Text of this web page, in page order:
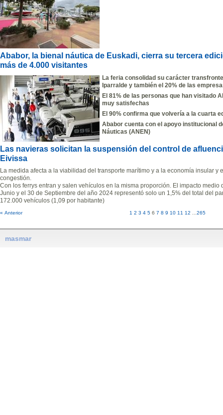
Ababor, la bienal náutica de Euskadi, cierra su tercera
más de 4.000 visitantes
La feria consolidad su carácter
Iparralde y también el 20% de las
El 81% de las personas que han visitado
muy satisfechas
El 90% confirma que volvería a la cuarta
Ababor cuenta con el apoyo institucional
Náuticas (ANEN)
Las navieras solicitan la suspensión del control de
Eivissa
La medida afecta a la viabilidad del transporte marítimo y a la economía insular y
congestión.
Con los ferrys entran y salen vehículos en la misma proporción. El impacto
Junio y el 30 de Septiembre del año 2024 representó solo un 1,5% del total del
172.000 vehículos (1,09 por habitante)
« Anterior 1 2 3 4 5 6 7 8 9 10 11 12 265
masmar